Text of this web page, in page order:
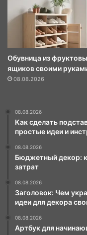
Обувница из
ящиков своими
08.08.2026
08.08.2026
Как сделать
простые идеи и
08.08.2026
Бюджетный декор:
затрат
08.08.2026
Заголовок: Чем
идеи для декора
08.08.2026
Артбук для